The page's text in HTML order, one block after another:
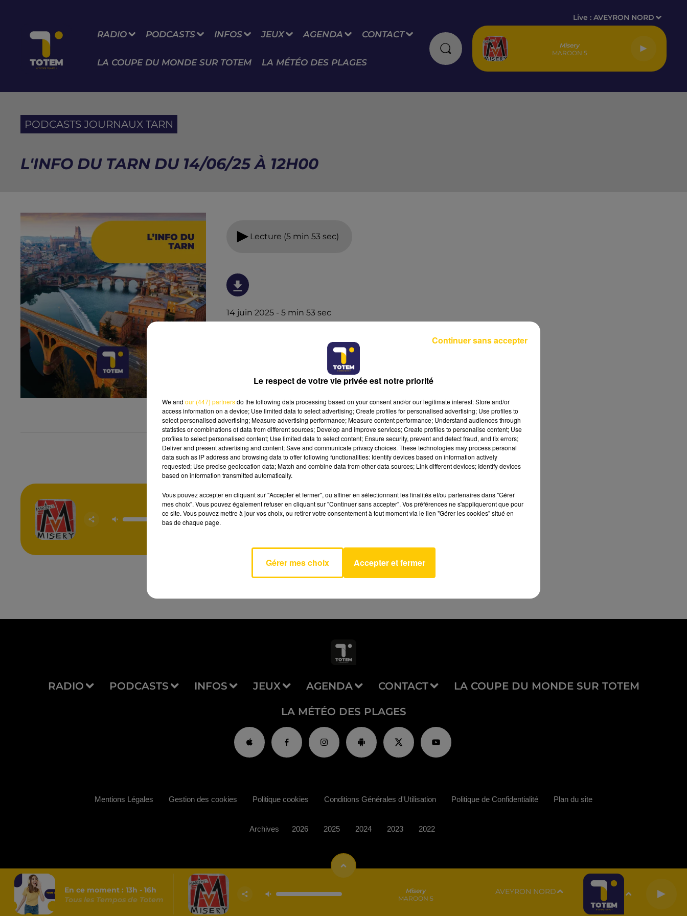
RADIO PODCASTS INFOS JEUX AGENDA CONTACT
LA COUPE DU MONDE SUR TOTEM LA MÉTÉO DES PLAGES
Live :AVEYRON NORD
Misery
MAROON 5
PODCASTS JOURNAUX TARN
L'INFO DU TARN DU 14/06/25 À 12H00
Lecture (5 min 53 sec)
14 juin 2025 - 5 min 53 sec
Misery
MAROON 5
AVEYRON NORD
RADIO PODCASTS INFOS JEUX AGENDA CONTACT LA COUPE DU MONDE SUR TOTEM
LA MÉTÉO DES PLAGES
En ce moment : 13h - 16h
Tous les Tempos de Totem
Misery
MAROON 5
AVEYRON NORD
Mentions Légales Gestion des cookies Politique cookies Conditions Générales d'Utilisation Politique de Confidentialité Plan du site
Archives 2026 2025 2024 2023 2022
Le respect de votre vie privée est notre priorité
We and our (447) partnersdo the following data processing based on your consent and/or our legitimate interest: Store and/or
access information on a device; Use limited data to select advertising; Create profiles for personalised advertising; Use profiles to
select personalised advertising; Measure advertising performance; Measure content performance; Understand audiences through
statistics or combinations of data from different sources; Develop and improve services; Create profiles to personalise content; Use
profiles to select personalised content; Use limited data to select content; Ensure security, prevent and detect fraud, and fix errors;
Deliver and present advertising and content; Save and communicate privacy choices. These technologies may process personal
data such as IP address and browsing data to offer following functionalities: Identify devices based on information actively
requested; Use precise geolocation data; Match and combine data from other data sources; Link different devices; Identify devices
based on information transmitted automatically.
Vous pouvez accepter en cliquant sur "Accepter et fermer", ou affiner en sélectionnant les finalités et/ou partenaires dans "Gérer
mes choix". Vous pouvez également refuser en cliquant sur "Continuer sans accepter". Vos préférences ne s'appliqueront que pour
ce site. Vous pouvez mettre à jour vos choix, ou retirer votre consentement à tout moment via le lien "Gérer les cookies" situé en
bas de chaque page.
Gérer mes choix Accepter et fermer
Continuer sans accepter